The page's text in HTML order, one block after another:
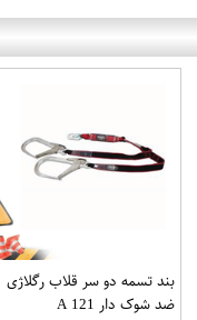
بند تسمه دو سر قلاب رگلاژی
ضد شوک دار A 121